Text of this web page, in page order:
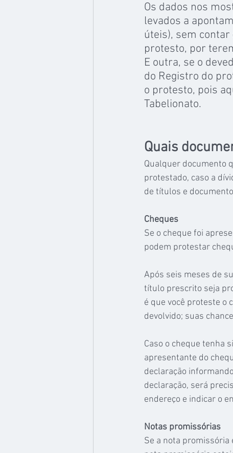
Os dados nos
levados a
úteis), sem
protesto, por
E outra, se o
do Registro do
o protesto, pois
Tabelionato.
Quais
Qualquer documento
protestado, caso a
de títulos e
Cheques
Se o cheque foi
podem protestar
Após seis meses de
título prescrito seja
é que você proteste o
devolvido; suas
Caso o cheque tenha
apresentante do
declaração
declaração, será
endereço e indicar o
Notas promissórias
Se a nota promissória